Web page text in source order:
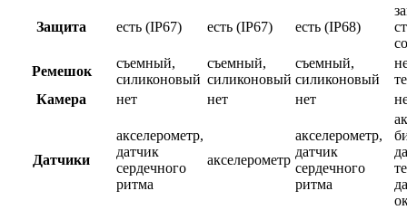
Защита есть (IP67) есть (IP67) есть (IP68)
Ремешок
съемный,
силиконовый
съемный,
силиконовый
съемный,
силиконовый
Камера
нет нет нет
Датчики
акселерометр,
датчик
сердечного
ритма
акселерометр
акселерометр,
датчик
сердечного
ритма